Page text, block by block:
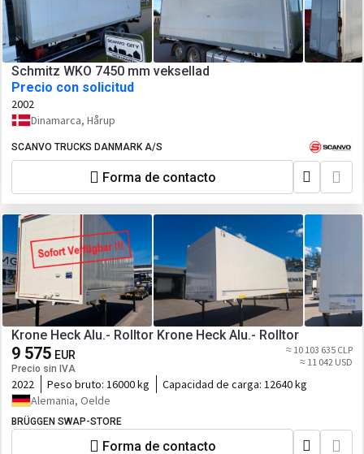
Schmitz WKO 7450 mm veksellad
Precio con solicitud
2002
Dinamarca, Hårup
SCANVO TRUCKS DANMARK A/S
Forma de contacto
Krone Heck Alu.- Rolltor Krone Heck Alu.- Rolltor
9 575 EUR
Precio sin IVA
≈ 10 103 635 CLP
≈ 11 042 USD
2022 Peso bruto: 16000 kg Capacidad de carga: 12640 kg
Alemania, Oelde
BRÜGGEN SWAP-STORE
Forma de contacto